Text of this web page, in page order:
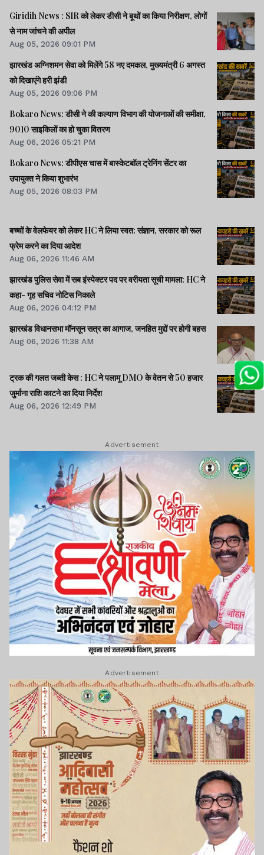
Giridih News : SIR को लेकर डीसी ने बूथों का किया निरीक्षण, लोगों
से नाम जांचने की अपील
Aug 05, 2026 09:01 PM
झारखंड अग्निशमन सेवा को मिलेंगे 58 नए दमकल, मुख्यमंत्री 6 अगस्त
को दिखाएंगे हरी झंडी
Aug 05, 2026 09:06 PM
Bokaro News: डीसी ने की कल्याण विभाग की योजनाओं की समीक्षा,
9010 साइकिलों का हो चुका वितरण
Aug 06, 2026 05:21 PM
Bokaro News: डीपीएस चास में बास्केटबॉल ट्रेनिंग सेंटर का
उपायुक्त ने किया शुभारंभ
Aug 05, 2026 08:03 PM
बच्चों के वेलफेयर को लेकर HC ने लिया स्वत: संज्ञान, सरकार को रूल
फ्रेम करने का दिया आदेश
Aug 06, 2026 11:46 AM
झारखंड पुलिस सेवा में सब इंस्पेक्टर पद पर वरीयता सूची मामला: HC ने
कहा- गृह सचिव नोटिस निकाले
Aug 06, 2026 04:12 PM
झारखंड विधानसभा मॉनसून सत्र का आगाज, जनहित मुद्दों पर होगी बहस
Aug 06, 2026 11:38 AM
ट्रक की गलत जब्ती केस : HC ने पलामू DMO के वेतन से 50 हजार
जुर्माना राशि काटने का दिया निर्देश
Aug 06, 2026 12:49 PM
Advertisement
Advertisement